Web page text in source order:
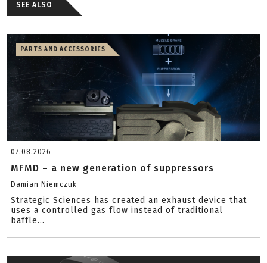
SEE ALSO
PARTS AND ACCESSORIES
07.08.2026
MFMD – a new generation of suppressors
Damian Niemczuk
Strategic Sciences has created an exhaust device that
uses a controlled gas flow instead of traditional
baffle...